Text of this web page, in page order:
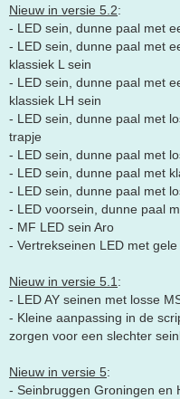
Nieuw in versie 5.2:
- LED sein, dunne paal met
- LED sein, dunne paal met
klassiek L sein
- LED sein, dunne paal met
klassiek LH sein
- LED sein, dunne paal met
trapje
- LED sein, dunne paal met
- LED sein, dunne paal met
- LED sein, dunne paal met
- LED voorsein, dunne paal
- MF LED sein Aro
- Vertrekseinen LED met
Nieuw in versie 5.1 :
- LED AY seinen met losse
- Kleine aanpassing in de
zorgen voor een slechter
Nieuw in versie 5:
- Seinbruggen Groningen en